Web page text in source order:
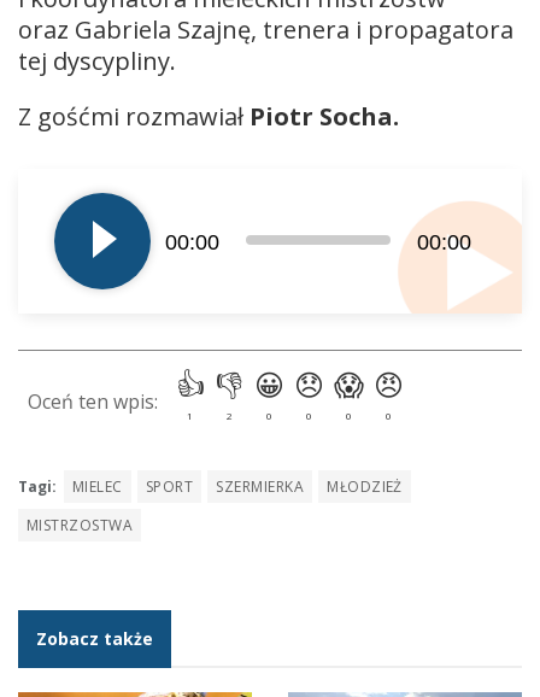
oraz Gabriela Szajnę, trenera i propagatora
tej dyscypliny.
Z gośćmi rozmawiał Piotr Socha.
plików
dźwiękowych
00:00 00:00
Tagi: MIELEC SPORT SZERMIERKA
MŁODZIEŻ
MISTRZOSTWA
Zobacz także